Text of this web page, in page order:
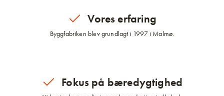
Vores erfaring
Byggfabriken blev grundlagt i 1997 i Malmø.
Fokus på bæredygtighed